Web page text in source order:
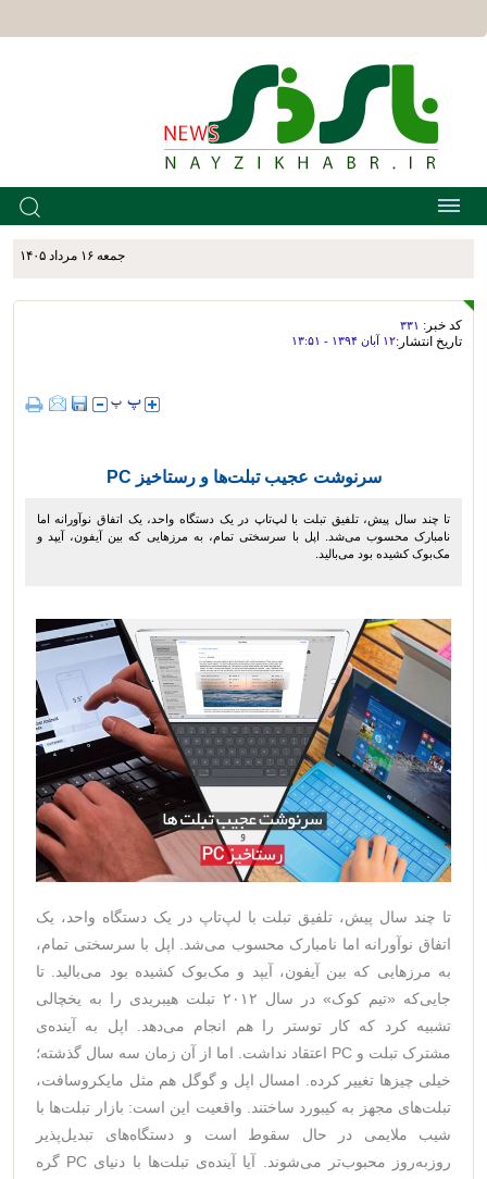
جمعه ۱۶ مرداد ۱۴۰۵
کد خبر: ۳۳۱
تاریخ انتشار:۱۲ آبان ۱۳۹۴ - ۱۳:۵۱
سرنوشت عجیب تبلت‌ها و رستاخیز PC
تا چند سال پیش، تلفیق تبلت با لپ‌تاپ در یک دستگاه واحد، یک اتفاق نوآورانه اما
نامبارک محسوب می‌شد. اپل با سرسختی تمام، به مرزهایی که بین آیفون، آیپد و
مک‌بوک کشیده بود می‌بالید.
تا چند سال پیش، تلفیق تبلت با لپ‌تاپ در یک دستگاه واحد، یک
اتفاق نوآورانه اما نامبارک محسوب می‌شد. اپل با سرسختی تمام،
به مرزهایی که بین آیفون، آیپد و مک‌بوک کشیده بود می‌بالید. تا
جایی‌که «تیم کوک» در سال ۲۰۱۲ تبلت هیبریدی را به یخچالی
تشبیه کرد که کار توستر را هم انجام می‌دهد. اپل به آینده‌ی
مشترک تبلت و PC اعتقاد نداشت. اما از آن زمان سه سال گذشته؛
خیلی چیزها تغییر کرده. امسال اپل و گوگل هم مثل مایکروسافت،
تبلت‌های مجهز به کیبورد ساختند. واقعیت این است: بازار تبلت‌ها با
شیب ملایمی در حال سقوط است و دستگاه‌های تبدیل‌پذیر
روز‌به‌روز محبوب‌تر می‌شوند. آیا آینده‌ی تبلت‌ها با دنیای PC‌ گره